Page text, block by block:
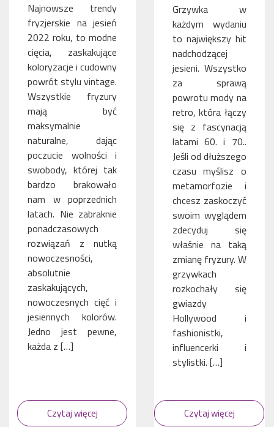
Najnowsze trendy
fryzjerskie na jesień
2022 roku, to modne
cięcia, zaskakujące
koloryzacje i cudowny
powrót stylu vintage.
Wszystkie fryzury
mają być
maksymalnie
naturalne, dając
poczucie wolności i
swobody, której tak
bardzo brakowało
nam w poprzednich
latach. Nie zabraknie
ponadczasowych
rozwiązań z nutką
nowoczesności,
absolutnie
zaskakujących,
nowoczesnych cięć i
jesiennych kolorów.
Jedno jest pewne,
każda z […]
Czytaj więcej
Grzywka w
każdym wydaniu
to największy hit
nadchodzącej
jesieni. Wszystko
za sprawą
powrotu mody na
retro, która łączy
się z fascynacją
latami 60. i 70..
Jeśli od dłuższego
czasu myślisz o
metamorfozie i
chcesz zaskoczyć
swoim wyglądem
zdecyduj się
właśnie na taką
zmianę fryzury. W
grzywkach
rozkochały się
gwiazdy
Hollywood i
fashionistki,
influencerki i
stylistki. […]
Czytaj więcej